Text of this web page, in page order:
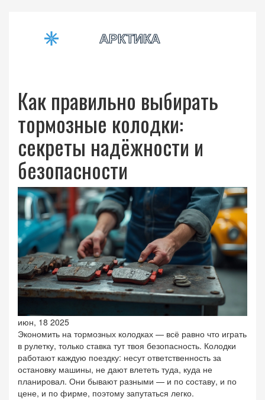
Как правильно выбирать
тормозные колодки:
секреты надёжности и
безопасности
июн, 18 2025
Экономить на тормозных колодках — всё равно что играть
в рулетку, только ставка тут твоя безопасность. Колодки
работают каждую поездку: несут ответственность за
остановку машины, не дают влететь туда, куда не
планировал. Они бывают разными — и по составу, и по
цене, и по фирме, поэтому запутаться легко.